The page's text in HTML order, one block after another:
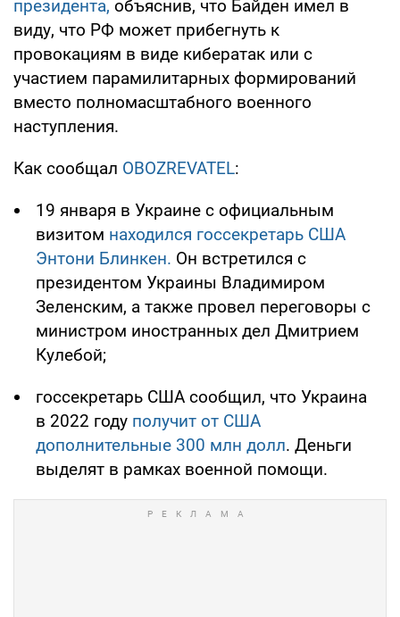
президента, объяснив, что Байден имел в
виду, что РФ может прибегнуть к
провокациям в виде кибератак или с
участием парамилитарных формирований
вместо полномасштабного военного
наступления.
Как сообщал OBOZREVATEL:
19 января в Украине с официальным
визитом находился госсекретарь США
Энтони Блинкен. Он встретился с
президентом Украины Владимиром
Зеленским, а также провел переговоры с
министром иностранных дел Дмитрием
Кулебой;
госсекретарь США сообщил, что Украина
в 2022 году получит от США
дополнительные 300 млн долл. Деньги
выделят в рамках военной помощи.